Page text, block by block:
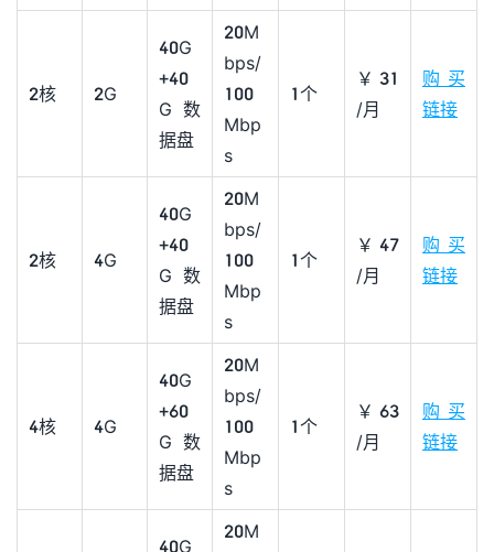
2核 2G
40G
+40
G数
据盘
20M
bps/
100
Mbp
s
1个
￥31
/月
购买
链接
2核 4G
40G
+40
G数
据盘
20M
bps/
100
Mbp
s
1个
￥47
/月
购买
链接
4核 4G
40G
+60
G数
据盘
20M
bps/
100
Mbp
s
1个
￥63
/月
购买
链接
40G
20M